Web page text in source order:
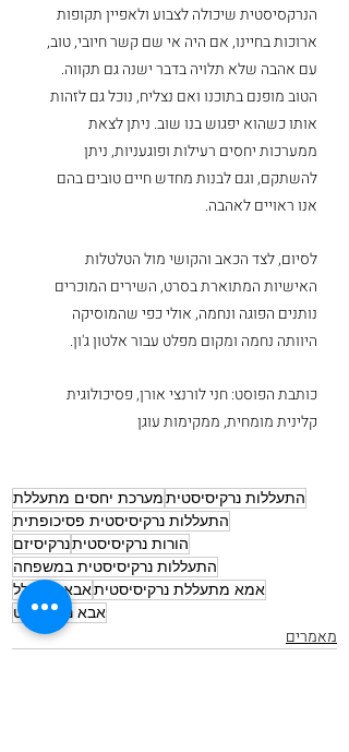
הנרקסיסטית שיכולה לצבוע ולאפיין תקופות
ארוכות בחיינו, אם היה אי שם קשר חיובי, טוב,
עם אהבה שלא תלויה בדבר ישנה גם תקווה.
הטוב מופנם בתוכנו ואם נצליח, נוכל גם לזהות
אותו כשהוא יפגוש בנו שוב. ניתן לצאת
ממערכות יחסים רעילות ופוגעניות, ניתן
להשתקם, וגם לבנות מחדש חיים טובים בהם
אנו ראויים לאהבה.
לסיום, לצד הכאב והקושי מול הטלטלות
האישיות המתוארת בסרט, השירים המוכרים
נותנים הפוגה ונחמה, אולי כפי שהמוסיקה
היוותה נחמה ומקום מפלט עבור אלטון ג'ון.
כותבת הפוסט: חני לורנצי אורן, פסיכולוגית
קלינית מומחית, ממקימות עוגן
התעללות נרקיסיסטיתמערכת יחסים מתעללת
התעללות נרקיסיסטית פסיכופתית
הורות נרקיסיסטיתנרקיסיזם
התעללות נרקיסיסטית במשפחה
אמא מתעללת נרקיסיסטיתאבא מתעלל
אבא נרקיסיסט
מאמרים